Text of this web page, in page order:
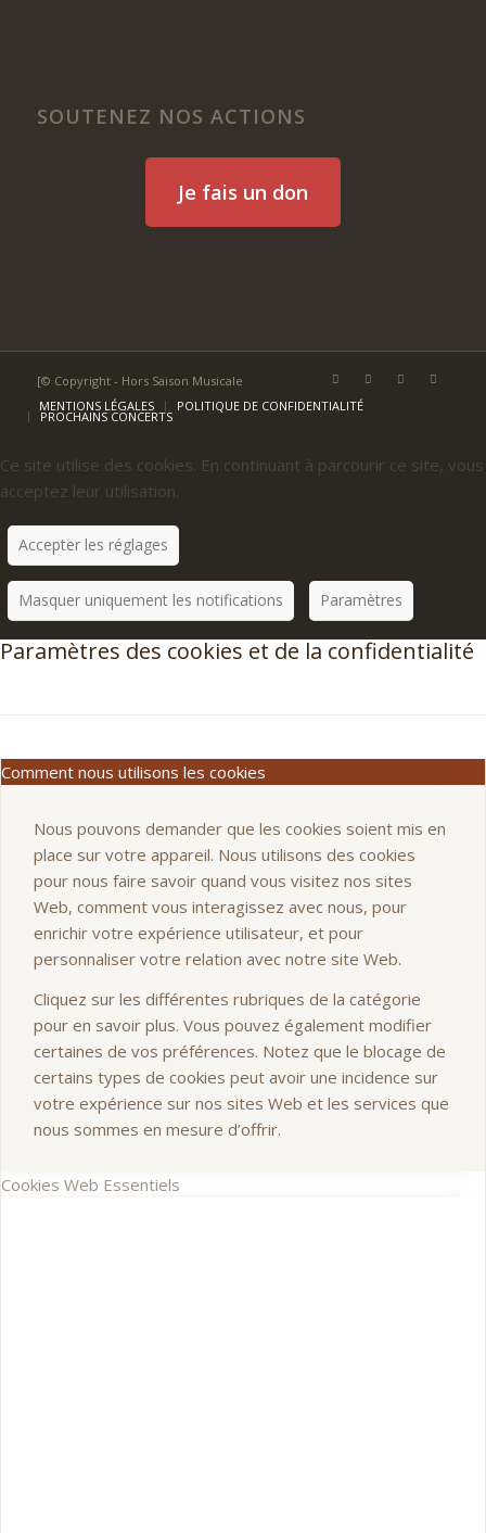
SOUTENEZ NOS ACTIONS
Je fais un don
[© Copyright - Hors Saison Musicale
MENTIONS LÉGALES
POLITIQUE DE CONFIDENTIALITÉ
PROCHAINS CONCERTS
Ce site utilise des cookies. En continuant à parcourir ce site, vous
acceptez leur utilisation.
Accepter les réglages
Masquer uniquement les notifications Paramètres
Paramètres des cookies et de la confidentialité
Comment nous utilisons les cookies
Nous pouvons demander que les cookies soient mis en
place sur votre appareil. Nous utilisons des cookies
pour nous faire savoir quand vous visitez nos sites
Web, comment vous interagissez avec nous, pour
enrichir votre expérience utilisateur, et pour
personnaliser votre relation avec notre site Web.
Cliquez sur les différentes rubriques de la catégorie
pour en savoir plus. Vous pouvez également modifier
certaines de vos préférences. Notez que le blocage de
certains types de cookies peut avoir une incidence sur
votre expérience sur nos sites Web et les services que
nous sommes en mesure d’offrir.
Cookies Web Essentiels